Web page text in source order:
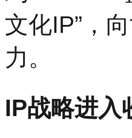
文化IP”，
力。
IP战略进入